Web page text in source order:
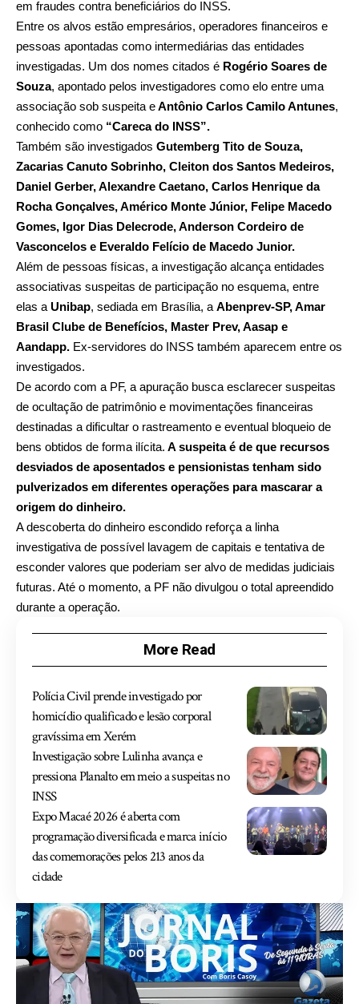
em fraudes contra beneficiários do INSS.
Entre os alvos estão empresários, operadores financeiros e
pessoas apontadas como intermediárias das entidades
investigadas. Um dos nomes citados é Rogério Soares de
Souza, apontado pelos investigadores como elo entre uma
associação sob suspeita eAntônio Carlos Camilo Antunes,
conhecido como “Careca do INSS”.
Também são investigados Gutemberg Tito de Souza,
Zacarias Canuto Sobrinho, Cleiton dos Santos Medeiros,
Daniel Gerber, Alexandre Caetano, Carlos Henrique da
Rocha Gonçalves, Américo Monte Júnior, Felipe Macedo
Gomes, Igor Dias Delecrode, Anderson Cordeiro de
Vasconcelos e Everaldo Felício de Macedo Junior.
Além de pessoas físicas, a investigação alcança entidades
associativas suspeitas de participação no esquema, entre
elas aUnibap, sediada em Brasília, aAbenprev-SP, Amar
Brasil Clube de Benefícios, Master Prev, Aasap e
Aandapp. Ex-servidores do INSS também aparecem entre os
investigados.
De acordo com a PF, a apuração busca esclarecer suspeitas
de ocultação de patrimônio e movimentações financeiras
destinadas a dificultar o rastreamento e eventual bloqueio de
bens obtidos de forma ilícita. A suspeita é de que recursos
desviados de aposentados e pensionistas tenham sido
pulverizados em diferentes operações para mascarar a
origem do dinheiro.
A descoberta do dinheiro escondido reforça a linha
investigativa de possível lavagem de capitais e tentativa de
esconder valores que poderiam ser alvo de medidas judiciais
futuras. Até o momento, a PF não divulgou o total apreendido
durante a operação.
More Read
Polícia Civil prende investigado por
homicídio qualificado e lesão corporal
gravíssima em Xerém
Investigação sobre Lulinha avança e
pressiona Planalto em meio a suspeitas no
INSS
Expo Macaé 2026 é aberta com
programação diversificada e marca início
das comemorações pelos 213 anos da
cidade